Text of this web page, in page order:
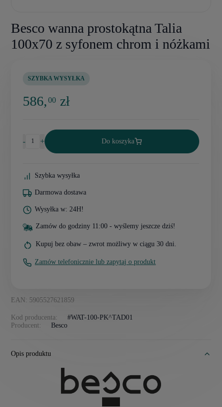
Besco wanna prostokątna Talia
100x70 z syfonem chrom i nóżkami
EAN: 5905527621859
Kod producenta:
#WAT-100-PK^TAD01
Producent:
Besco
SZYBKA WYSYŁKA
586,00 zł
- + Do koszyka
Szybka wysyłka
Darmowa dostawa
Wysyłka w: 24H!
Zamów do godziny 11:00 - wyślemy jeszcze dziś!
Kupuj bez obaw – zwrot możliwy w ciągu 30 dni.
Zamów telefonicznie lub zapytaj o produkt
Opis produktu